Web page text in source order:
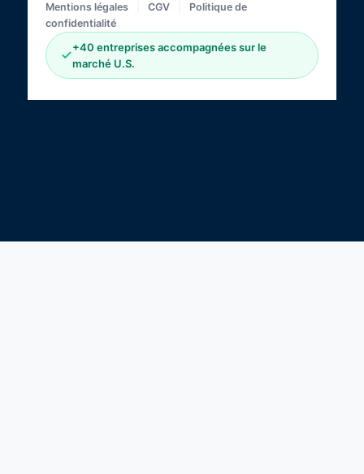
Mentions légales
CGV
Politique de
confidentialité
+40 entreprises accompagnées sur le
marché U.S.